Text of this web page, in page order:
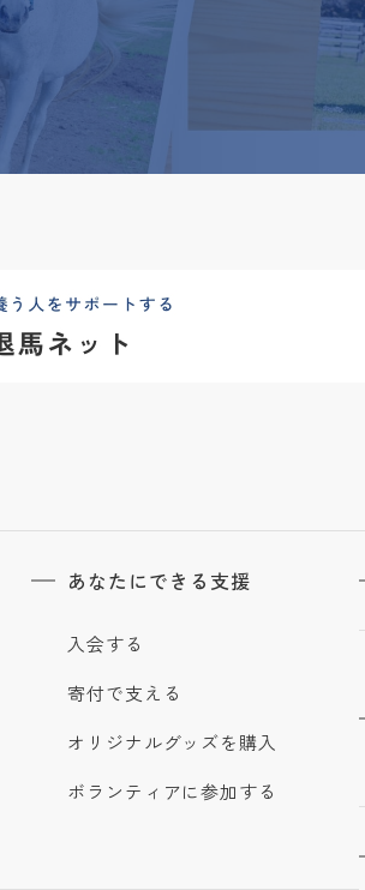
あなたにできる支援
入会する
寄付で支える
オリジナルグッズを購入
ボランティアに参加する